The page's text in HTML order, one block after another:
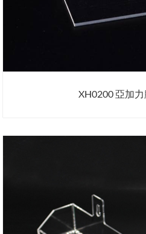
XH0200 亞加